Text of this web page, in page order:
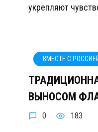
укрепляют
ВМЕСТЕ С
ВЫНОСОМ
0 183